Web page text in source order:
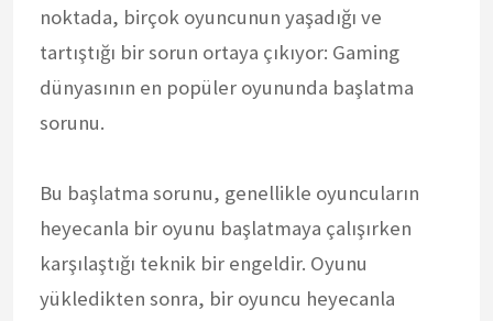
noktada, birçok oyuncunun yaşadığı ve
tartıştığı bir sorun ortaya çıkıyor: Gaming
dünyasının en popüler oyununda başlatma
sorunu.
Bu başlatma sorunu, genellikle oyuncuların
heyecanla bir oyunu başlatmaya çalışırken
karşılaştığı teknik bir engeldir. Oyunu
yükledikten sonra, bir oyuncu heyecanla